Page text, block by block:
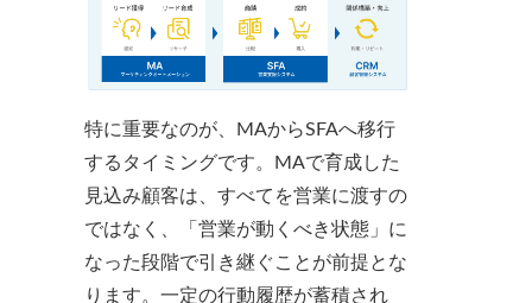
特に重要なのが、MAからSFAへ移行
するタイミングです。MAで育成した
見込み顧客は、すべてを営業に渡すの
ではなく、「営業が動くべき状態」に
なった段階で引き継ぐことが前提とな
ります。一定の行動履歴が蓄積され